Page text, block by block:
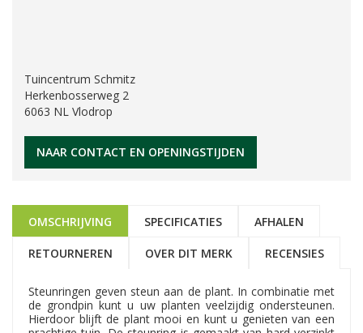
Tuincentrum Schmitz
Herkenbosserweg 2
6063 NL Vlodrop
NAAR CONTACT EN OPENINGSTIJDEN
OMSCHRIJVING SPECIFICATIES AFHALEN
RETOURNEREN OVER DIT MERK RECENSIES
Steunringen geven steun aan de plant. In combinatie met
de grondpin kunt u uw planten veelzijdig ondersteunen.
Hierdoor blijft de plant mooi en kunt u genieten van een